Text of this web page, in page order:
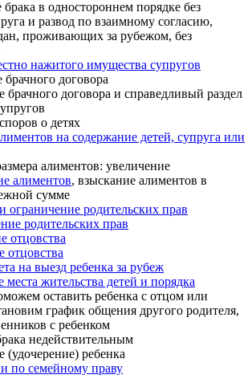
брака в одностороннем порядке без
и развод по взаимному согласию,
проживающих за рубежом, без
нажитого имущества супругов
договора
брачного договора и справедливый раздел
о детях
на содержание детей, супруга или
алиментов: увеличение
алиментов, взыскание алиментов в
сумме
родительских прав
родительских прав
отцовства
отцовства
на выезд ребенка за рубеж
места жительства детей и порядка
оставить ребенка с отцом или
график общения другого родителя,
с ребенком
недействительным
(удочерение) ребенка
по семейному праву